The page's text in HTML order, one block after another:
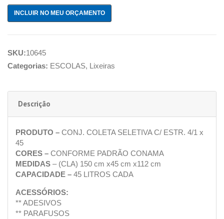
INCLUIR NO MEU ORÇAMENTO
SKU:10645
Categorias: ESCOLAS, Lixeiras
Descrição
PRODUTO – CONJ. COLETA SELETIVA C/ ESTR. 4/1 x
45
CORES – CONFORME PADRÃO CONAMA
MEDIDAS – (CLA) 150 cm x45 cm x112 cm
CAPACIDADE – 45 LITROS CADA
ACESSÓRIOS:
** ADESIVOS
** PARAFUSOS